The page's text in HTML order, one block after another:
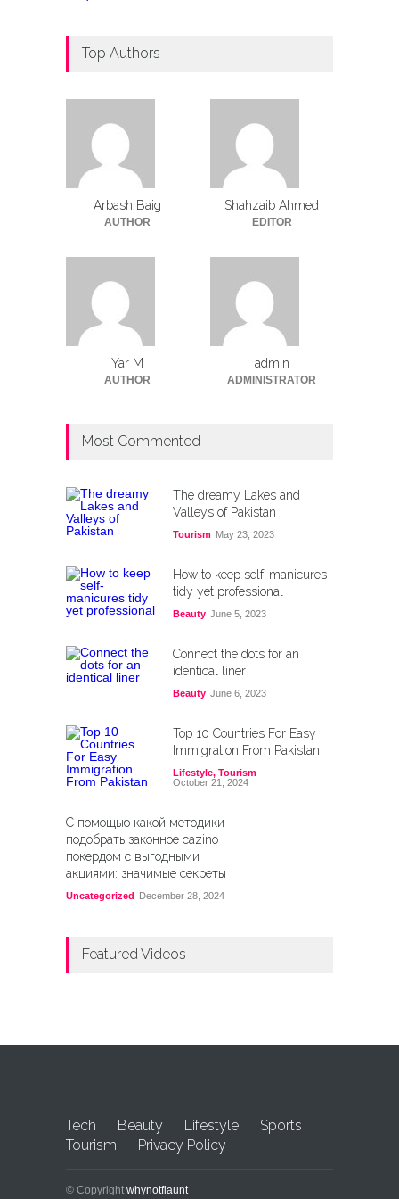
Top Authors
Arbash Baig
AUTHOR
Shahzaib Ahmed
EDITOR
Yar M
AUTHOR
admin
ADMINISTRATOR
Most Commented
The dreamy Lakes and
Valleys of Pakistan
Tourism May 23, 2023
How to keep self-manicures
tidy yet professional
Beauty June 5, 2023
Connect the dots for an
identical liner
Beauty June 6, 2023
Top 10 Countries For Easy
Immigration From Pakistan
Lifestyle, Tourism
October 21, 2024
С помощью какой методики
подобрать законное cazino
покердом с выгодными
акциями: значимые секреты
Uncategorized December 28, 2024
Featured Videos
Tech Beauty Lifestyle
Sports
Tourism
Privacy Policy
© Copyright whynotflaunt